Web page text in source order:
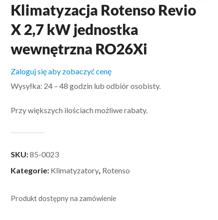
Klimatyzacja Rotenso Revio
X 2,7 kW jednostka
wewnętrzna RO26Xi
Zaloguj się aby zobaczyć cenę
Wysyłka: 24 – 48 godzin lub odbiór osobisty.
Przy większych ilościach możliwe rabaty.
SKU:85-0023
Kategorie: Klimatyzatory Rotenso
Produkt dostępny na zamówienie